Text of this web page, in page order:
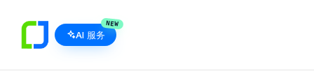
AI 服务
NEW